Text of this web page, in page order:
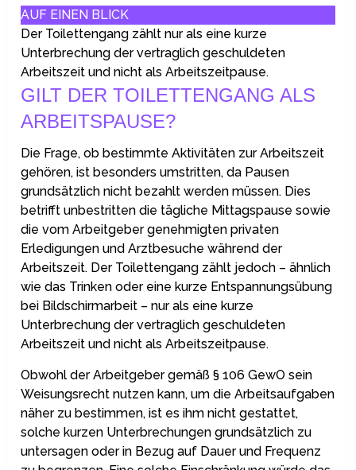
AUF EINEN BLICK
Der Toilettengang zählt nur als eine kurze
Unterbrechung der vertraglich geschuldeten
Arbeitszeit und nicht als Arbeitszeitpause.
GILT DER TOILETTENGANG ALS
ARBEITSPAUSE?
Die Frage, ob bestimmte Aktivitäten zur Arbeitszeit
gehören, ist besonders umstritten, da Pausen
grundsätzlich nicht bezahlt werden müssen. Dies
betrifft unbestritten die tägliche Mittagspause sowie
die vom Arbeitgeber genehmigten privaten
Erledigungen und Arztbesuche während der
Arbeitszeit. Der Toilettengang zählt jedoch – ähnlich
wie das Trinken oder eine kurze Entspannungsübung
bei Bildschirmarbeit – nur als eine kurze
Unterbrechung der vertraglich geschuldeten
Arbeitszeit und nicht als Arbeitszeitpause.
Obwohl der Arbeitgeber gemäß § 106 GewO sein
Weisungsrecht nutzen kann, um die Arbeitsaufgaben
näher zu bestimmen, ist es ihm nicht gestattet,
solche kurzen Unterbrechungen grundsätzlich zu
untersagen oder in Bezug auf Dauer und Frequenz